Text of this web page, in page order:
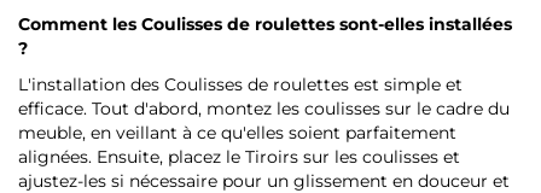
Comment les Coulisses de roulettes sont-elles installées
?
L'installation des Coulisses de roulettes est simple et
efficace. Tout d'abord, montez les coulisses sur le cadre du
meuble, en veillant à ce qu'elles soient parfaitement
alignées. Ensuite, placez le Tiroirs sur les coulisses et
ajustez-les si nécessaire pour un glissement en douceur et